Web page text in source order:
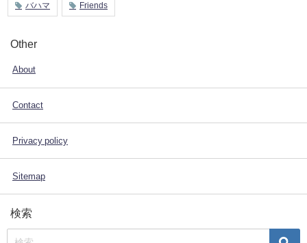
バハマ Friends
Other
About
Contact
Privacy policy
Sitemap
検索